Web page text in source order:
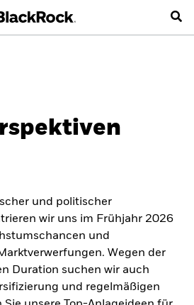
und politischer
wir uns im Frühjahr 2026
und
Wegen der
Duration suchen wir auch
und regelmäßigen